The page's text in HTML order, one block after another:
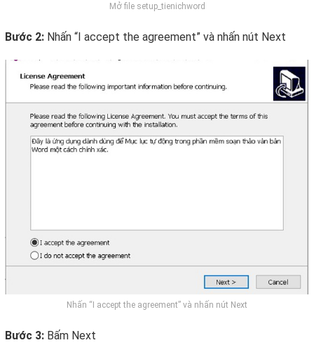
Mở file setup_tienichword
Bước 2: Nhấn “I accept the agreement” và nhấn nút Next
Nhấn “I accept the agreement” và nhấn nút Next
Bước 3: Bấm Next